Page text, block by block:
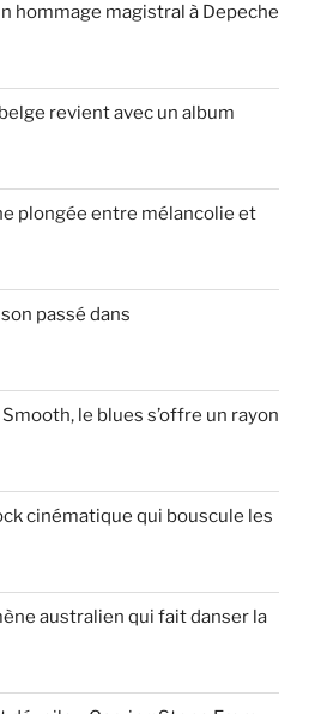
hommage magistral à Depeche
revient avec un album
plongée entre mélancolie et
passé dans
le blues s’offre un rayon
cinématique qui bouscule les
australien qui fait danser la